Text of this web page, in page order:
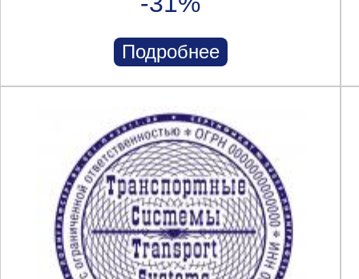
Подробнее